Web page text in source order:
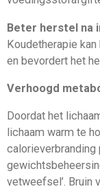
Beter herstel na
Koudetherapie
en bevordert het
Verhoogd
Doordat het
lichaam warm te
calorieverbranding
vetweefsel’. Bruin